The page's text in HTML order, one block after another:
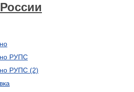
РУПС
РУПС (2)